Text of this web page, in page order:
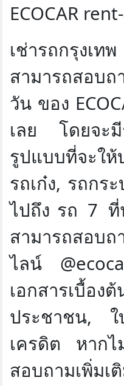
ECOCAR
เช่ารถกรุงเทพ
สามารถสอบถ
วัน ของ
เลย
โดยจะ
รูปแบบที่จะให้
รถเก๋ง, รถกระ
ไปถึง รถ 7 ที่
สามารถสอบถ
ไลน์
เอกสารเบื้องต้
ประชาชน,
เครดิต
หาก
สอบถามเพิ่มเ